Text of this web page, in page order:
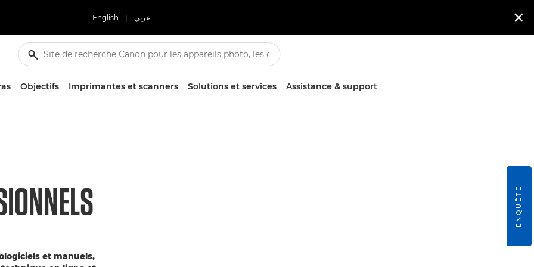
English | عربي 
Objectifs Imprimantes et scanners Solutions et services Assistance & support
et manuels,
ENQUÊTE